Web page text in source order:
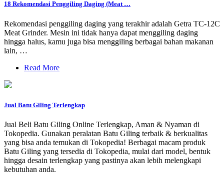
18 Rekomendasi Penggiling Daging (Meat …
Rekomendasi penggiling daging yang terakhir adalah Getra TC-12C
Meat Grinder. Mesin ini tidak hanya dapat menggiling daging
hingga halus, kamu juga bisa menggiling berbagai bahan makanan
lain, …
Read More
Jual Batu Giling Terlengkap
Jual Beli Batu Giling Online Terlengkap, Aman & Nyaman di
Tokopedia. Gunakan peralatan Batu Giling terbaik & berkualitas
yang bisa anda temukan di Tokopedia! Berbagai macam produk
Batu Giling yang tersedia di Tokopedia, mulai dari model, bentuk
hingga desain terlengkap yang pastinya akan lebih melengkapi
kebutuhan anda.